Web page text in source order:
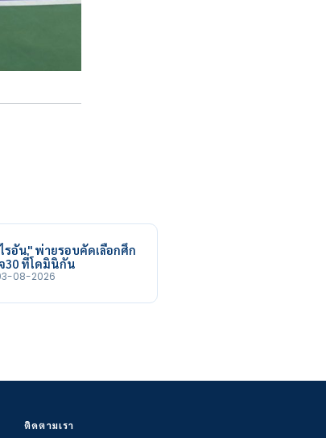
รอัน" พ่ายรอบคัดเลือกศึก
จ30 ที่โดมินิกัน
08-2026
ติดตามเรา